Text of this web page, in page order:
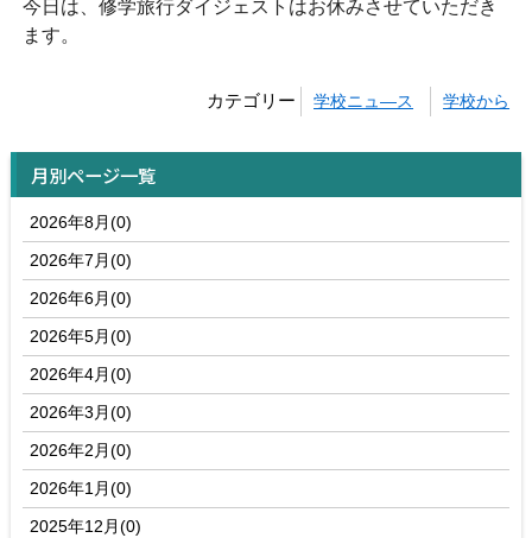
今日は、修学旅行ダイジェストはお休みさせていただき
ます。
カテゴリー 学校ニュ―ス 学校から
月別ページ一覧
2026年8月(0)
2026年7月(0)
2026年6月(0)
2026年5月(0)
2026年4月(0)
2026年3月(0)
2026年2月(0)
2026年1月(0)
2025年12月(0)